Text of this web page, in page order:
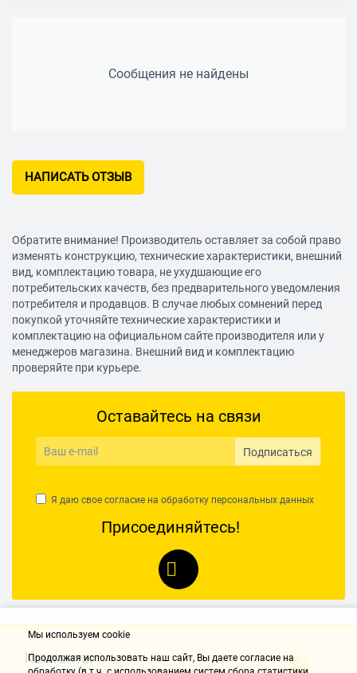
Сообщения не найдены
НАПИСАТЬ ОТЗЫВ
Обратите внимание! Производитель оставляет за собой право
изменять конструкцию, технические характеристики, внешний
вид, комплектацию товара, не ухудшающие его
потребительских качеств, без предварительного уведомления
потребителя и продавцов. В случае любых сомнений перед
покупкой уточняйте технические характеристики и
комплектацию на официальном сайте производителя или у
менеджеров магазина. Внешний вид и комплектацию
проверяйте при курьере.
Оставайтесь на связи
Подписаться
Я даю свое согласие на обработку персональных данных
Присоединяйтесь!
Контакты
Мы используем cookie
Продолжая использовать наш cайт, Вы даете согласие на